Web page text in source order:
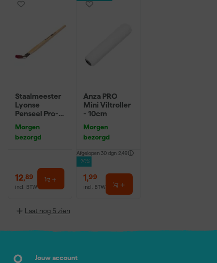
Staalmeester
Lyonse
Penseel Pro-
16
Morgen
bezorgd
12,89
incl. BTW
Anza PRO
Mini Viltroller
- 10cm
Morgen
bezorgd
Afgelopen 30 dgn 2,49
-20%
1,99
incl. BTW
Laat nog 5 zien
Jouw account